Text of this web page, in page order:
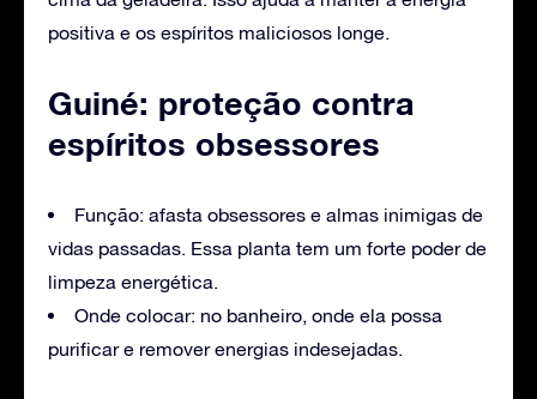
positiva e os espíritos maliciosos longe.
Guiné: proteção contra
espíritos obsessores
Função: afasta obsessores e almas inimigas de
vidas passadas. Essa planta tem um forte poder de
limpeza energética.
Onde colocar: no banheiro, onde ela possa
purificar e remover energias indesejadas.